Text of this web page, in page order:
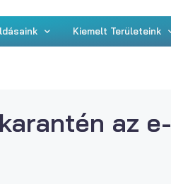
Kiemelt Területeink
az e-